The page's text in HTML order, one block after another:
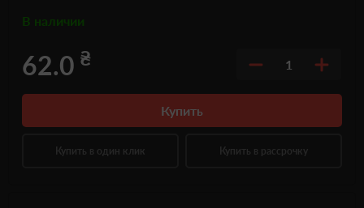
В наличии
62.0 ₴ 1
Купить
Купить в один клик Купить в рассрочку